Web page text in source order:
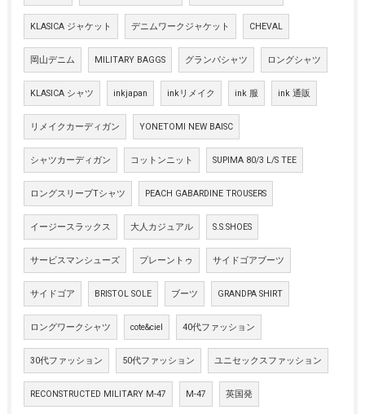
KLASICA ジャケット デニムワークジャケット CHEVAL
岡山デニム MILITARY BAGGS グランパシャツ ロングシャツ
KLASICA シャツ inkjapan inkリメイク ink 服 ink 通販
リメイクカーディガン YONETOMI NEW BAISC
シャツカーディガン コットンニット SUPIMA 80/3 L/S TEE
ロングスリーブTシャツ PEACH GABARDINE TROUSERS
イージースラックス 大人カジュアル S.S.SHOES
サービスマンシューズ プレーントゥ サイドゴアブーツ
サイドゴア BRISTOL SOLE ブーツ GRANDPA SHIRT
ロングワークシャツ cote&ciel 40代ファッション
30代ファッション 50代ファッション ユニセックスファッション
RECONSTRUCTED MILITARY M-47 M-47 英国発